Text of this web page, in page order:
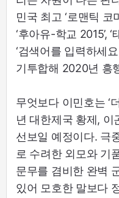
민국 최고 ‘로맨틱 코
‘후아유-학교 2015’,
‘검색어를 입력하세
기투합해 2020년 흥
무엇보다 이민호는 ‘
년 대한제국 황제, 이
선보일 예정이다. 극
로 수려한 외모와 기
문무를 겸비한 완벽
있어 모호한 말보다